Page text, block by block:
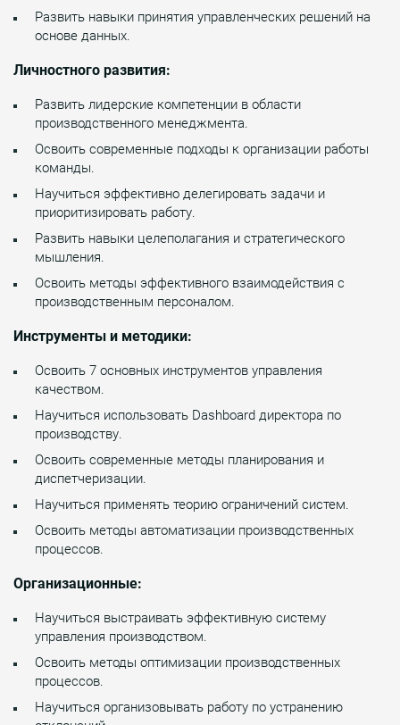
Развить навыки принятия управленческих решений на
основе данных.
Личностного развития:
Развить лидерские компетенции в области
производственного менеджмента.
Освоить современные подходы к организации работы
команды.
Научиться эффективно делегировать задачи и
приоритизировать работу.
Развить навыки целеполагания и стратегического
мышления.
Освоить методы эффективного взаимодействия с
производственным персоналом.
Инструменты и методики:
Освоить 7 основных инструментов управления
качеством.
Научиться использовать Dashboard директора по
производству.
Освоить современные методы планирования и
диспетчеризации.
Научиться применять теорию ограничений систем.
Освоить методы автоматизации производственных
процессов.
Организационные:
Научиться выстраивать эффективную систему
управления производством.
Освоить методы оптимизации производственных
процессов.
Научиться организовывать работу по устранению